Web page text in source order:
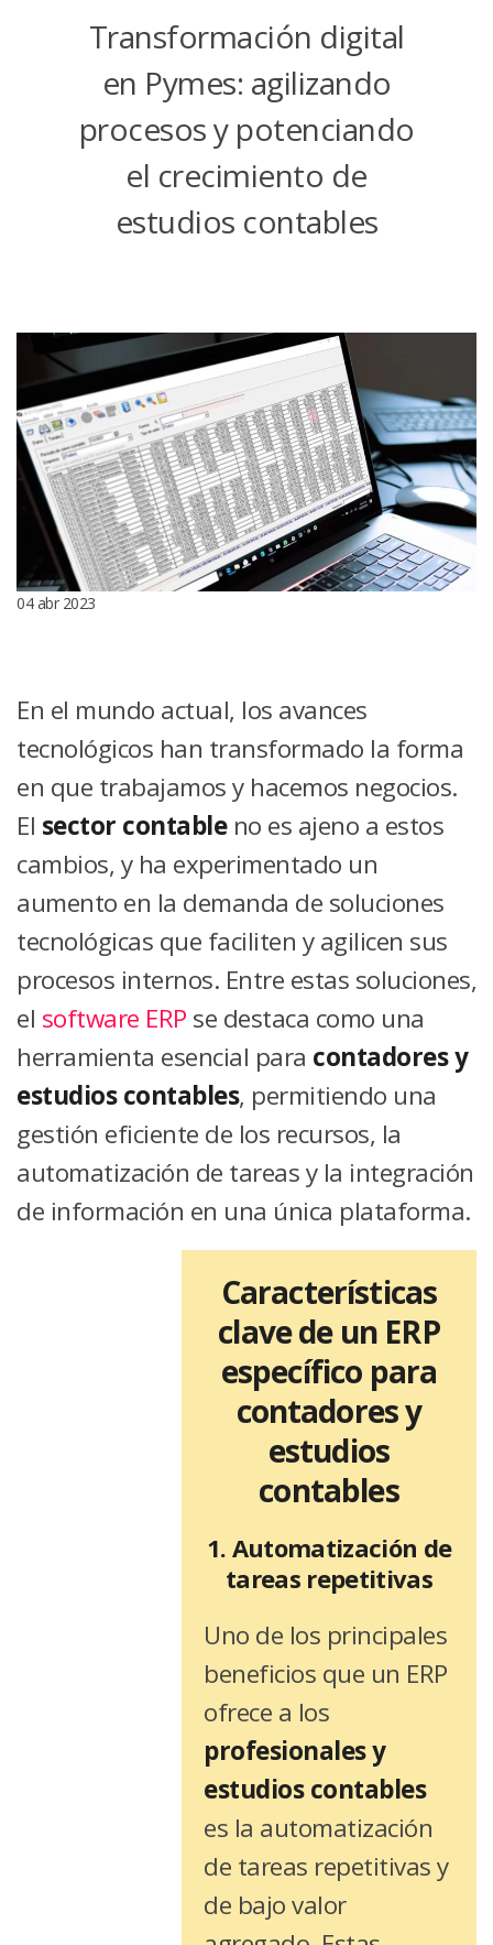
Transformación digital
en Pymes: agilizando
procesos y potenciando
el crecimiento de
estudios contables
04 abr 2023
En el mundo actual, los avances
tecnológicos han transformado la forma
en que trabajamos y hacemos negocios.
El sector contableno es ajeno a estos
cambios, y ha experimentado un
aumento en la demanda de soluciones
tecnológicas que faciliten y agilicen sus
procesos internos. Entre estas soluciones,
el software ERP se destaca como una
herramienta esencial para contadores y
estudios contables, permitiendo una
gestión eficiente de los recursos, la
automatización de tareas y la integración
de información en una única plataforma.
Características
clave de un ERP
específico para
contadores y
estudios
contables
1. Automatización de
tareas repetitivas
Uno de los principales
beneficios que un ERP
ofrece a los
profesionales y
estudios contables
es la automatización
de tareas repetitivas y
de bajo valor